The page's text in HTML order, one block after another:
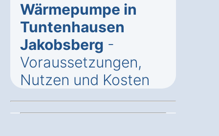
Wärmepumpe in
Tuntenhausen
Jakobsberg -
Voraussetzungen,
Nutzen und Kosten